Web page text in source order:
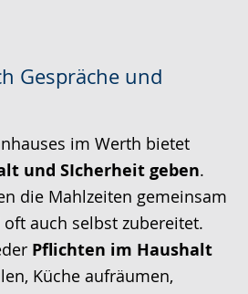
Gespräche und
im Werth bietet
und SIcherheit geben.
die Mahlzeiten gemeinsam
auch selbst zubereitet.
Pflichten im Haushalt
Küche aufräumen,